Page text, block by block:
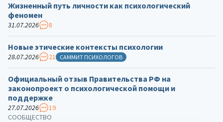
СООБЩЕСТВО
Жизненный путь личности как психологический
феномен
31.07.2026 8
Новые этические контексты психологии
28.07.2026 21 САММИТ ПСИХОЛОГОВ
Официальный отзыв Правительства РФ на
законопроект о психологической помощи и
поддержке
27.07.2026 19